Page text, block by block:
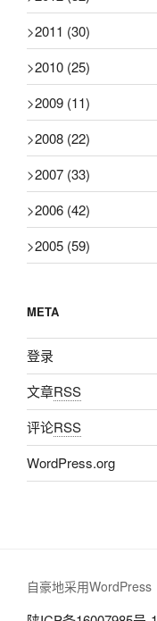
>2011 (30)
>2010 (25)
>2009 (11)
>2008 (22)
>2007 (33)
>2006 (42)
>2005 (59)
META
登录
文章RSS
评论RSS
WordPress.org
自豪地采用WordPress